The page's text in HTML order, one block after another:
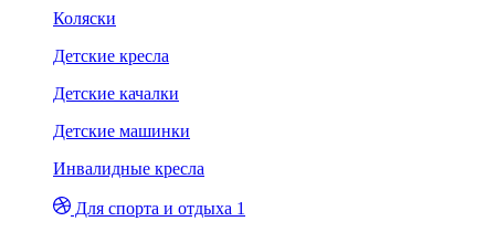
Коляски
Детские кресла
Детские качалки
Детские машинки
Инвалидные кресла
Для спорта и отдыха 1